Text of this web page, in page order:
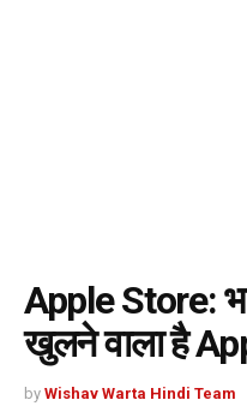
Apple Store:
खुलने वाला है
by Wishav Warta Hindi Team